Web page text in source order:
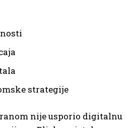
strategije
nije usporio digitalnu